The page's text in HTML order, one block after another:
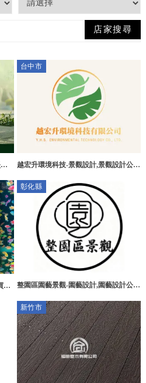
台中市
越宏升環境科技-景觀設計,景觀設計公
,
彰化縣
整園區園藝景觀-園藝設計,園藝設計公
新竹市